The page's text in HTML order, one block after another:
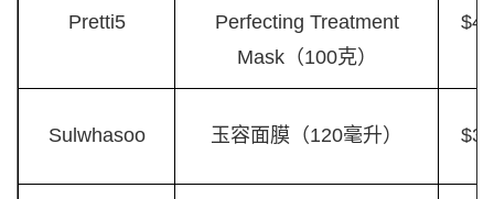
Pretti5
Perfecting Treatment
Mask（100克）
Sulwhasoo 玉容面膜（120毫升）